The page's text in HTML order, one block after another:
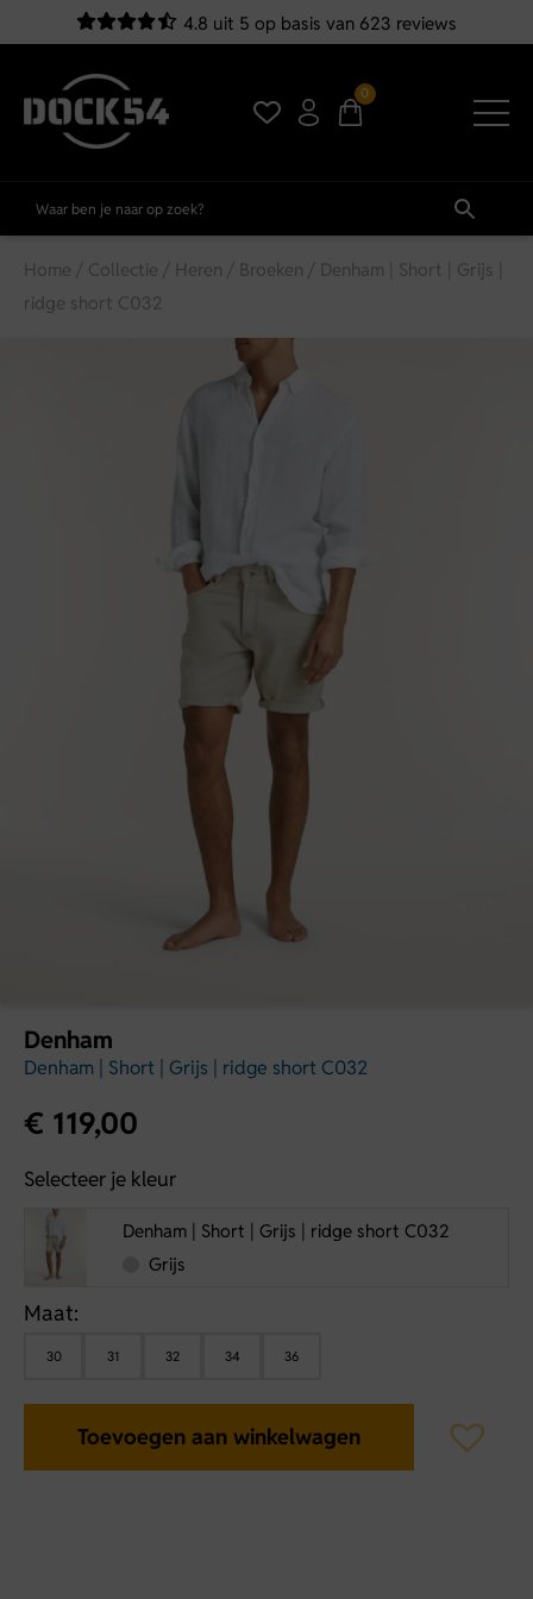
4.8 uit 5 op basis van 623 reviews
0
Home / Collectie / Heren / Broeken / Denham | Short | Grijs |
ridge short C032
Denham
Denham | Short | Grijs | ridge short C032
€ 119,00
Selecteer je kleur
Denham | Short | Grijs | ridge short C032
Grijs
Maat:
30 31 32 34 36
Toevoegen aan winkelwagen